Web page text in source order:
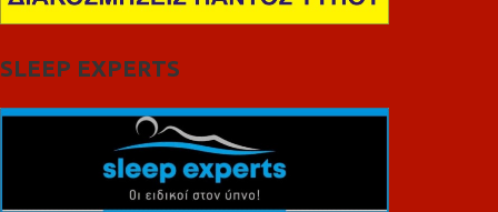
SLEEP EXPERTS